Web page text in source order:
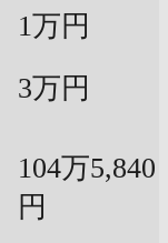
1万円
3万円
104万5,840
円